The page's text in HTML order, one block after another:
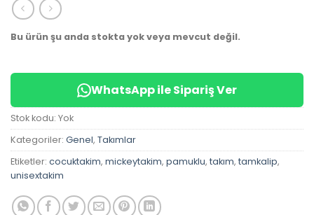
✅ Bugün 14 adet
Bu ürün şu anda stokta yok veya mevcut değil.
WhatsApp ile Sipariş Ver
Stok kodu: Yok
Kategoriler: Genel, Takımlar
Etiketler: cocuktakim, mickeytakim, pamuklu, takım, tamkalip,
unisextakim